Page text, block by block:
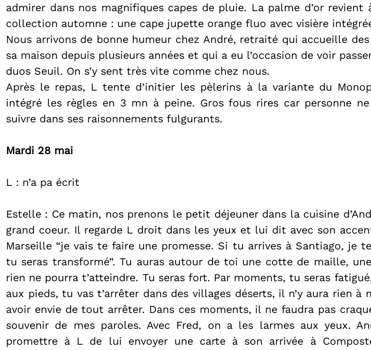
admirer dans nos magnifiques capes de pluie. La palme d’or revient
collection automne : une cape jupette orange fluo avec visière
Nous arrivons de bonne humeur chez André, retraité qui accueille
sa maison depuis plusieurs années et qui a eu l’occasion de voir
duos Seuil. On s’y sent très vite comme chez nous.
Après le repas, L tente d’initier les pèlerins à la variante du
intégré les règles en 3 mn à peine. Gros fous rires car personne
suivre dans ses raisonnements fulgurants.
Mardi 28 mai
L : n’a pa écrit
Estelle : Ce matin, nos prenons le petit déjeuner dans la cuisine
grand coeur. Il regarde L droit dans les yeux et lui dit avec son
Marseille “je vais te faire une promesse. Si tu arrives à Santiago, je
tu seras transformé”. Tu auras autour de toi une cotte de maille,
rien ne pourra t’atteindre. Tu seras fort. Par moments, tu seras
aux pieds, tu vas t’arrêter dans des villages déserts, il n’y aura rien à
avoir envie de tout arrêter. Dans ces moments, il ne faudra pas
souvenir de mes paroles. Avec Fred, on a les larmes aux yeux.
promettre à L de lui envoyer une carte à son arrivée à